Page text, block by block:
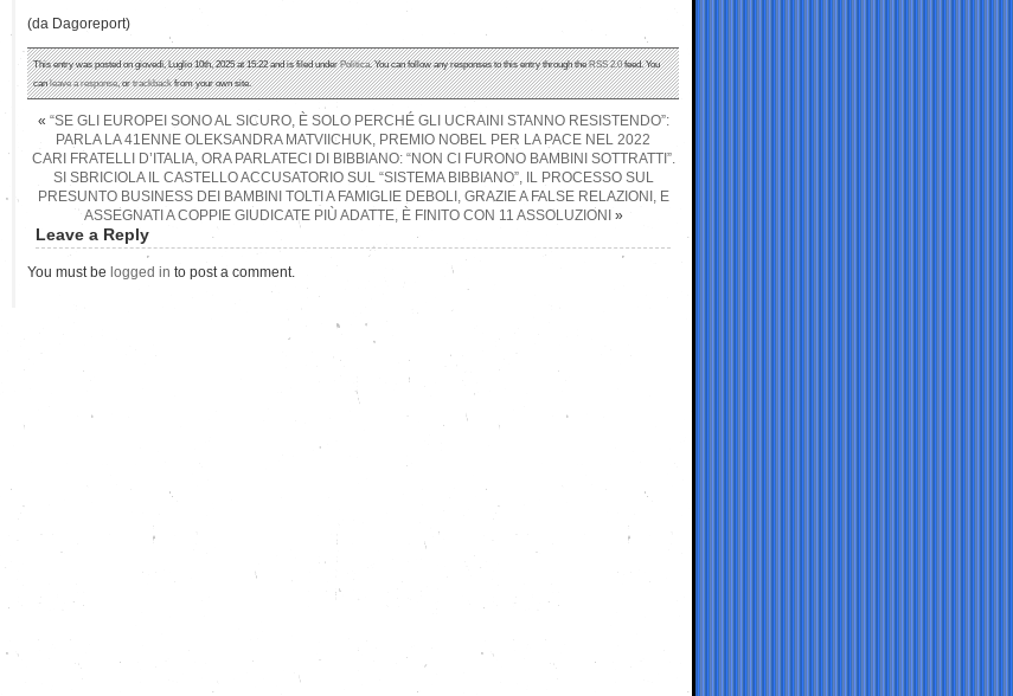
(da Dagoreport)
This entry was posted on giovedì, Luglio 10th, 2025 at 15:22 and is filed underPolitica. You can follow any responses to this entry through theRSS 2.0feed. You
canleave a response, ortrackbackfrom your own site.
« “SE GLI EUROPEI SONO AL SICURO, È SOLO PERCHÉ GLI UCRAINI STANNO RESISTENDO”:
PARLA LA 41ENNE OLEKSANDRA MATVIICHUK, PREMIO NOBEL PER LA PACE NEL 2022
CARI FRATELLI D’ITALIA, ORA PARLATECI DI BIBBIANO: “NON CI FURONO BAMBINI SOTTRATTI”.
SI SBRICIOLA IL CASTELLO ACCUSATORIO SUL “SISTEMA BIBBIANO”, IL PROCESSO SUL
PRESUNTO BUSINESS DEI BAMBINI TOLTI A FAMIGLIE DEBOLI, GRAZIE A FALSE RELAZIONI, E
ASSEGNATI A COPPIE GIUDICATE PIÙ ADATTE, È FINITO CON 11 ASSOLUZIONI »
Leave a Reply
You must be logged in to post a comment.